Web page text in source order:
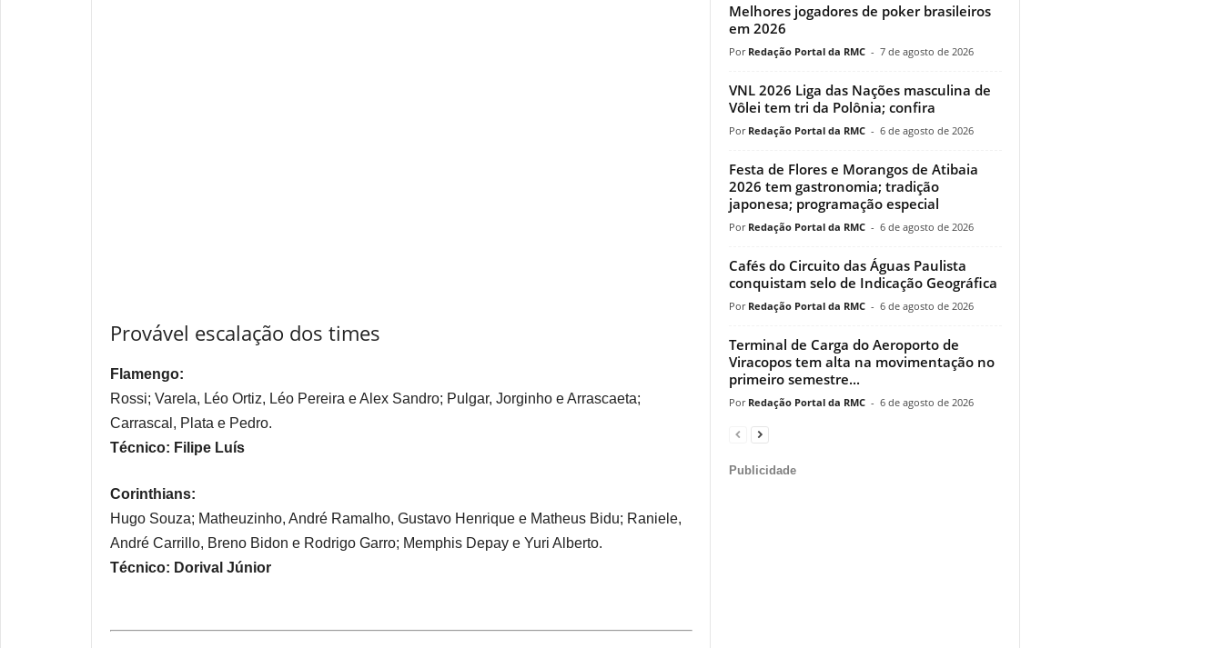
Provável escalação dos times
Flamengo:
Rossi; Varela, Léo Ortiz, Léo Pereira e Alex Sandro; Pulgar, Jorginho e Arrascaeta;
Carrascal, Plata e Pedro.
Técnico: Filipe Luís
Corinthians:
Hugo Souza; Matheuzinho, André Ramalho, Gustavo Henrique e Matheus Bidu; Raniele,
André Carrillo, Breno Bidon e Rodrigo Garro; Memphis Depay e Yuri Alberto.
Técnico: Dorival Júnior
Melhores jogadores de poker brasileiros
em 2026
Redação Portal da RMC - 7 de agosto de 2026
VNL 2026 Liga das Nações masculina de
Vôlei tem tri da Polônia; confira
Redação Portal da RMC - 6 de agosto de 2026
Festa de Flores e Morangos de Atibaia
2026 tem gastronomia; tradição
japonesa; programação especial
Redação Portal da RMC - 6 de agosto de 2026
Cafés do Circuito das Águas Paulista
conquistam selo de Indicação Geográfica
Redação Portal da RMC - 6 de agosto de 2026
Terminal de Carga do Aeroporto de
Viracopos tem alta na movimentação no
primeiro semestre...
Redação Portal da RMC - 6 de agosto de 2026
Publicidade